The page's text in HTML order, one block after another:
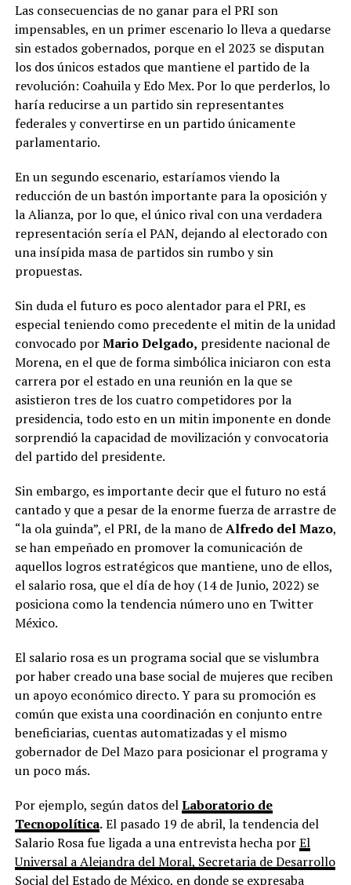
Las consecuencias de no ganar para el PRI son
impensables, en un primer escenario lo lleva a quedarse
sin estados gobernados, porque en el 2023 se disputan
los dos únicos estados que mantiene el partido de la
revolución: Coahuila y Edo Mex. Por lo que perderlos, lo
haría reducirse a un partido sin representantes
federales y convertirse en un partido únicamente
parlamentario.
En un segundo escenario, estaríamos viendo la
reducción de un bastón importante para la oposición y
la Alianza, por lo que, el único rival con una verdadera
representación sería el PAN, dejando al electorado con
una insípida masa de partidos sin rumbo y sin
propuestas.
Sin duda el futuro es poco alentador para el PRI, es
especial teniendo como precedente el mitin de la unidad
convocado porMario Delgado, presidente nacional de
Morena, en el que de forma simbólica iniciaron con esta
carrera por el estado en una reunión en la que se
asistieron tres de los cuatro competidores por la
presidencia, todo esto en un mitin imponente en donde
sorprendió la capacidad de movilización y convocatoria
del partido del presidente.
Sin embargo, es importante decir que el futuro no está
cantado y que a pesar de la enorme fuerza de arrastre de
“la ola guinda”, el PRI, de la mano deAlfredo del Mazo,
se han empeñado en promover la comunicación de
aquellos logros estratégicos que mantiene, uno de ellos,
el salario rosa, que el día de hoy (14 de Junio, 2022) se
posiciona como la tendencia número uno en Twitter
México.
El salario rosa es un programa social que se vislumbra
por haber creado una base social de mujeres que reciben
un apoyo económico directo. Y para su promoción es
común que exista una coordinación en conjunto entre
beneficiarias, cuentas automatizadas y el mismo
gobernador de Del Mazo para posicionar el programa y
un poco más.
Por ejemplo, según datos delLaboratorio de
Tecnopolítica.El pasado 19 de abril, la tendencia del
Salario Rosa fue ligada a una entrevista hecha porEl
Universal a Alejandra del Moral, Secretaria de Desarrollo
Social del Estado de México, en donde se expresaba